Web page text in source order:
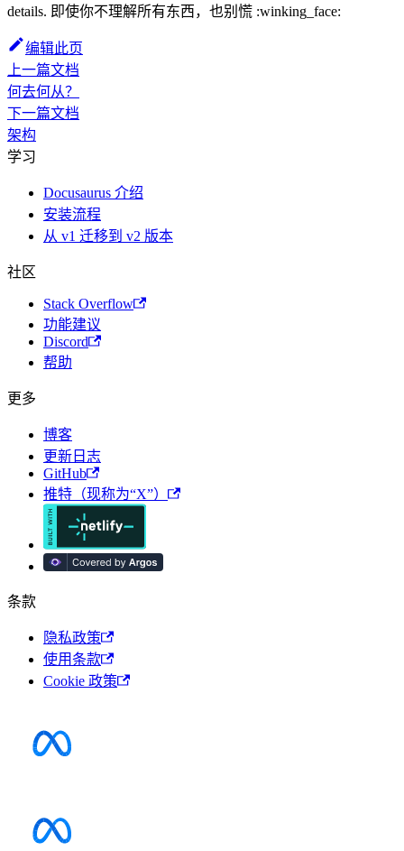
details. 即使你不理解所有东西，也别慌 :winking_face:
编辑此页
上一篇文档
何去何从？
下一篇文档
架构
学习
Docusaurus 介绍
安装流程
从 v1 迁移到 v2 版本
社区
Stack Overflow
功能建议
Discord
帮助
更多
博客
更新日志
GitHub
推特（现称为“X”）
条款
隐私政策
使用条款
Cookie 政策